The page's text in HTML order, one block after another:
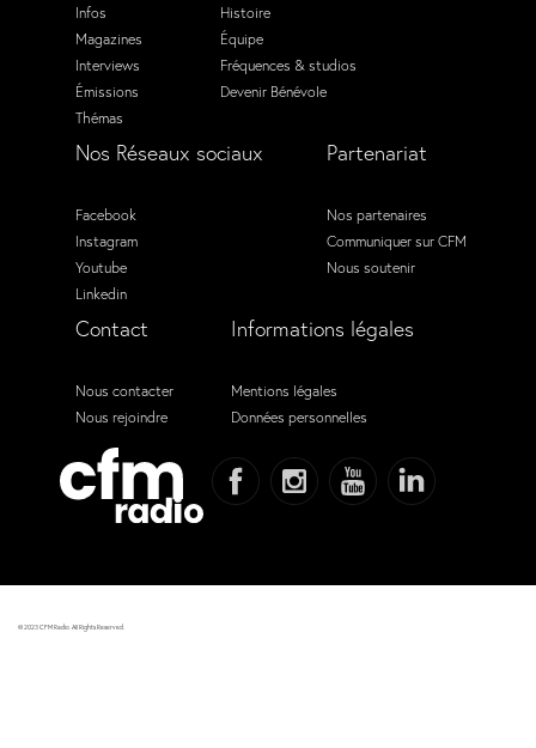
Infos
Magazines
Interviews
Émissions
Thémas
Histoire
Équipe
Fréquences & studios
Devenir Bénévole
Nos Réseaux sociaux
Facebook
Instagram
Youtube
Linkedin
Partenariat
Nos partenaires
Communiquer sur CFM
Nous soutenir
Contact
Nous contacter
Nous rejoindre
Informations légales
Mentions légales
Données personnelles
© 2023 CFM Radio. All Rights Reserved.